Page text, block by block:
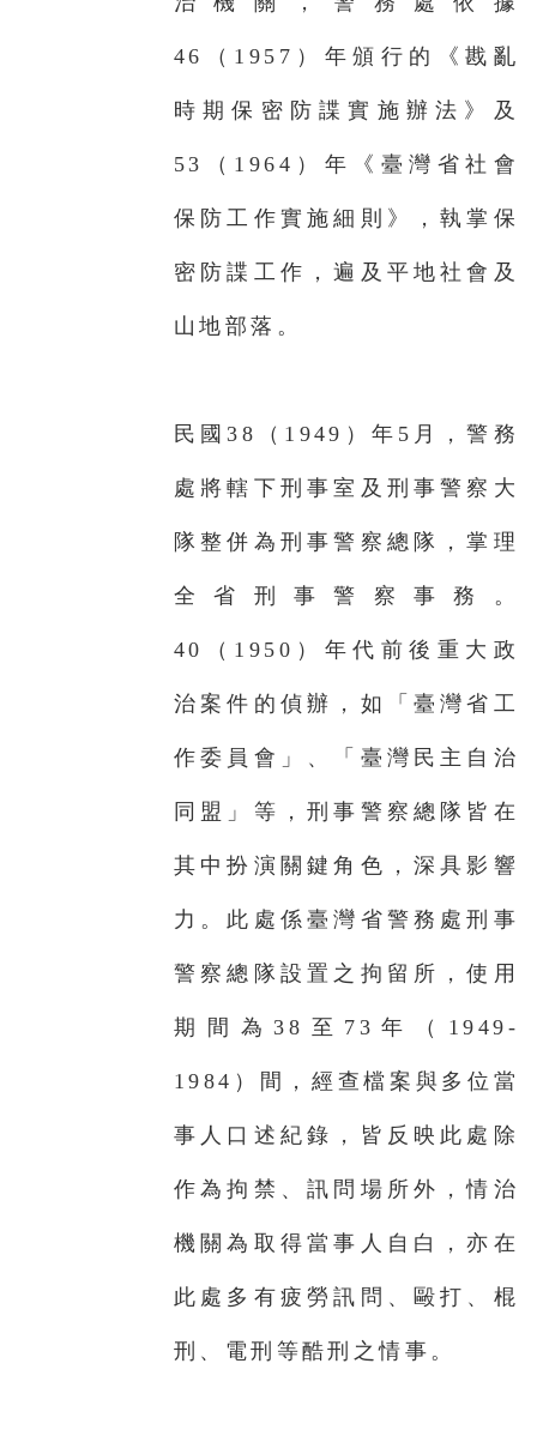
46（1957）年頒行的《戡亂
時期保密防諜實施辦法》及
53（1964）年《臺灣省社會
保防工作實施細則》，執掌保
密防諜工作，遍及平地社會及
山地部落。
民國38（1949）年5月，警務
處將轄下刑事室及刑事警察大
隊整併為刑事警察總隊，掌理
全省刑事警察事務。
40（1950）年代前後重大政
治案件的偵辦，如「臺灣省工
作委員會」、「臺灣民主自治
同盟」等，刑事警察總隊皆在
其中扮演關鍵角色，深具影響
力。此處係臺灣省警務處刑事
警察總隊設置之拘留所，使用
期間為38至73年（1949-
1984）間，經查檔案與多位當
事人口述紀錄，皆反映此處除
作為拘禁、訊問場所外，情治
機關為取得當事人自白，亦在
此處多有疲勞訊問、毆打、棍
刑、電刑等酷刑之情事。